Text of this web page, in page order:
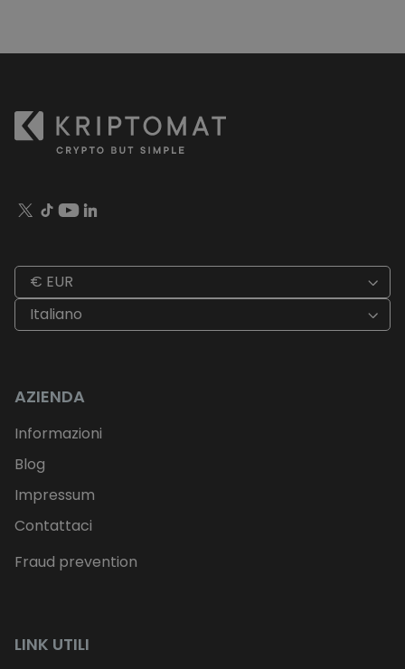
€ EUR
Italiano
AZIENDA
Informazioni
Blog
Impressum
Contattaci
Fraud prevention
LINK UTILI